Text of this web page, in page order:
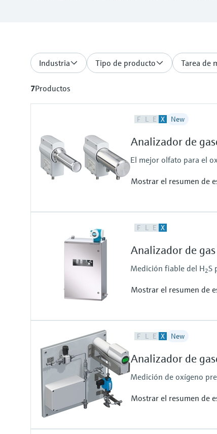
Industria Tipo de producto Tarea de
7Productos
F L E X New
Analizador de
El mejor olfato para el
Mostrar el resumen de
Measured variables
O2
Measuring range
O2: 0 ... 5 Vol.-% / 0 ... 100
F L E X
Analizador de gas
Medición fiable del H2S
Mostrar el resumen de
Analito y rangos de medición
H2S (sulfuro de hidrógeno):
De 0 a 10 ppmv
De 0 a 500 ppmv
otros rangos previa solicitud
F L E X New
Analizador de
Medición de oxígeno
Mostrar el resumen de